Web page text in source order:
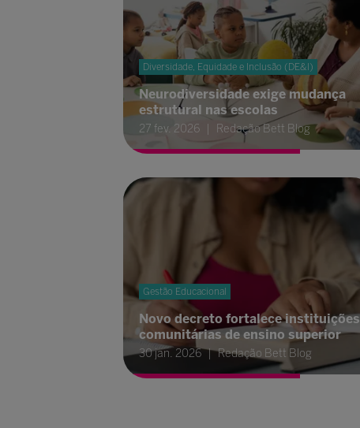
Diversidade, Equidade e Inclusão (DE&I)
Neurodiversidade exige mudança
estrutural nas escolas
27 fev. 2026 Redação Bett Blog
Gestão Educacional
Novo decreto fortalece instituições
comunitárias de ensino superior
30 jan. 2026 Redação Bett Blog